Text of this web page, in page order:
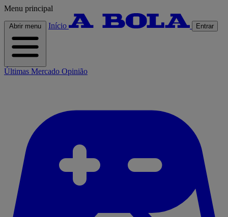
Menu principal
Abrir menu Início Entrar
Últimas Mercado Opinião